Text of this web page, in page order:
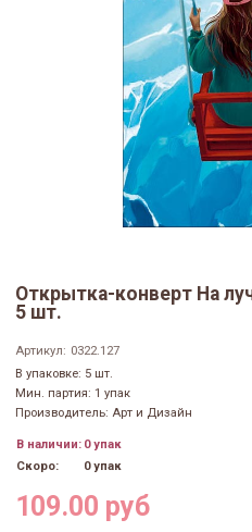
Открытка-конверт На
5 шт.
Артикул: 0322.127
В упаковке: 5 шт.
Мин. партия: 1 упак
Производитель: Арт и Дизайн
В наличии: 0 упак
Скоро:
0 упак
109.00 руб